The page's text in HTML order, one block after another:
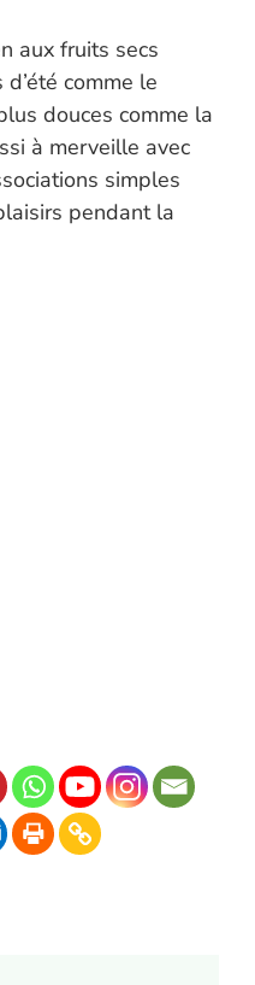
aux fruits secs
comme le
douces comme la
à merveille avec
simples
pendant la